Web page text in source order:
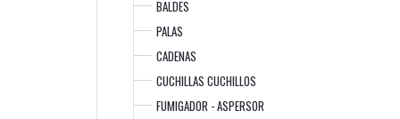
BALDES
PALAS
CADENAS
CUCHILLAS CUCHILLOS
FUMIGADOR - ASPERSOR